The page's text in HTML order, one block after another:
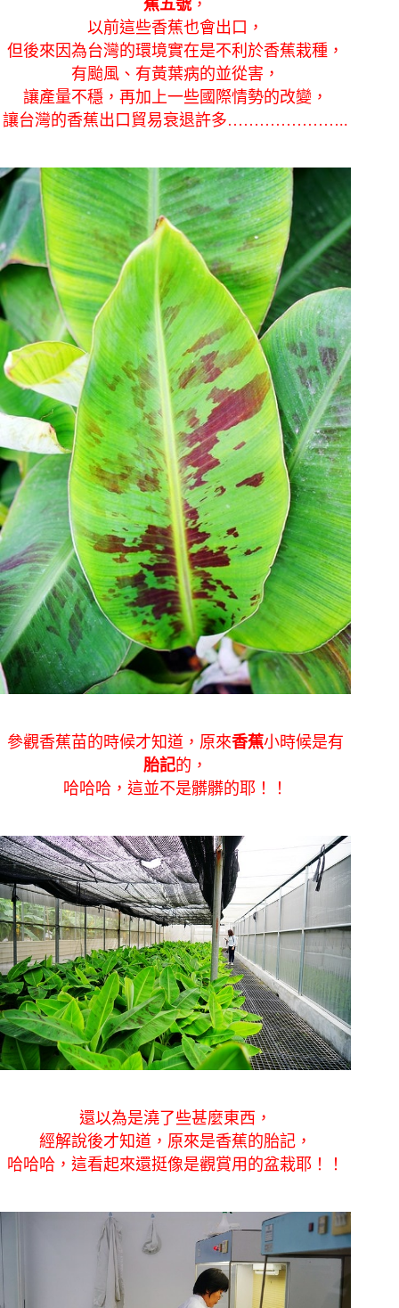
蕉五號，
以前這些香蕉也會出口，
但後來因為台灣的環境實在是不利於香蕉栽種，
有颱風、有黃葉病的並從害，
讓產量不穩，再加上一些國際情勢的改變，
讓台灣的香蕉出口貿易衰退許多…………………..
參觀香蕉苗的時候才知道，原來香蕉小時候是有
胎記的，
哈哈哈，這並不是髒髒的耶！！
還以為是澆了些甚麼東西，
經解說後才知道，原來是香蕉的胎記，
哈哈哈，這看起來還挺像是觀賞用的盆栽耶！！